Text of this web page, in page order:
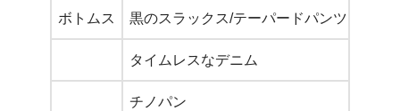
ボトムス 黒のスラックス/テーパードパンツ
タイムレスなデニム
チノパン